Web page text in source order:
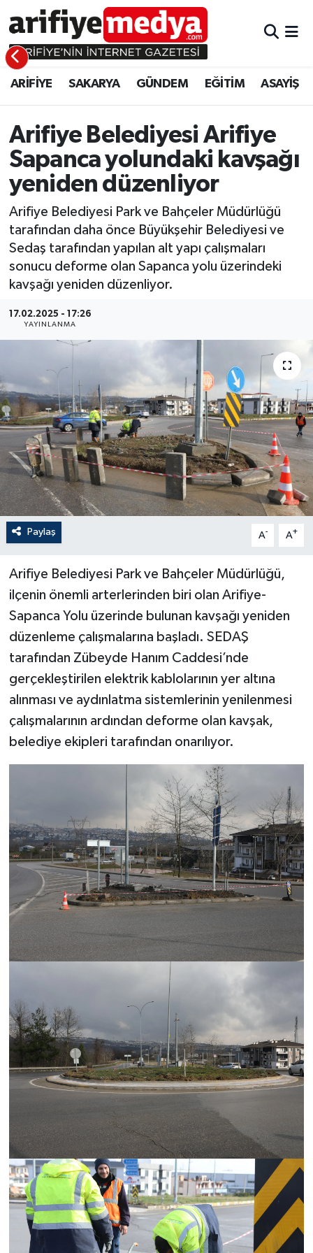
ARİFİYE SAKARYA GÜNDEM EĞİTİM ASAYİŞ
Arifiye Belediyesi Arifiye
Sapanca yolundaki kavşağı
yeniden düzenliyor
Arifiye Belediyesi Park ve Bahçeler Müdürlüğü
tarafından daha önce Büyükşehir Belediyesi ve
Sedaş tarafından yapılan alt yapı çalışmaları
sonucu deforme olan Sapanca yolu üzerindeki
kavşağı yeniden düzenliyor.
17.02.2025 - 17:26
YAYINLANMA
Paylaş A- A+
Arifiye Belediyesi Park ve Bahçeler Müdürlüğü,
ilçenin önemli arterlerinden biri olan Arifiye-
Sapanca Yolu üzerinde bulunan kavşağı yeniden
düzenleme çalışmalarına başladı. SEDAŞ
tarafından Zübeyde Hanım Caddesi’nde
gerçekleştirilen elektrik kablolarının yer altına
alınması ve aydınlatma sistemlerinin yenilenmesi
çalışmalarının ardından deforme olan kavşak,
belediye ekipleri tarafından onarılıyor.
ARİFİYE
SAKARYA
GÜNDEM
EĞİTİM
ASAYİŞ
EKONOMİ
ARİFİYE
GÜNDEM
EĞİTİM
EKONOMİ
ASAYİŞ
Sakarya Hava Durumu
Sakarya Namaz Vakitleri
Sakarya Trafik Yoğunluk Haritası
Süper Lig Puan Durumu ve Fikstür
Tüm Manşetler
Son Dakika Haberleri
Haber Arşivi